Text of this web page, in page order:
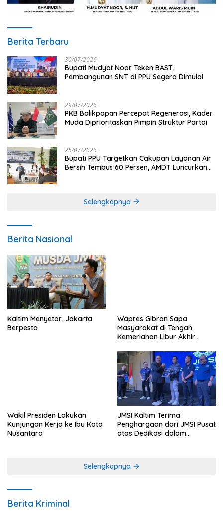
Berita Terbaru
30/07/2026
Bupati Mudyat Noor Teken BAST,
Pembangunan SNT di PPU Segera Dimulai
29/07/2026
PKB Balikpapan Percepat Regenerasi, Kader
Muda Diprioritaskan Pimpin Struktur Partai
25/07/2026
Bupati PPU Targetkan Cakupan Layanan Air
Bersih Tembus 60 Persen, AMDT Luncurkan
Selengkapnya
Berita Nasional
Kaltim Menyetor, Jakarta
Berpesta
Wapres Gibran Sapa
Masyarakat di Tengah
Kemeriahan Libur Akhir
Wakil Presiden Lakukan
Kunjungan Kerja ke Ibu Kota
Nusantara
JMSI Kaltim Terima
Penghargaan dari JMSI Pusat
atas Dedikasi dalam
Selengkapnya
Berita Kriminal